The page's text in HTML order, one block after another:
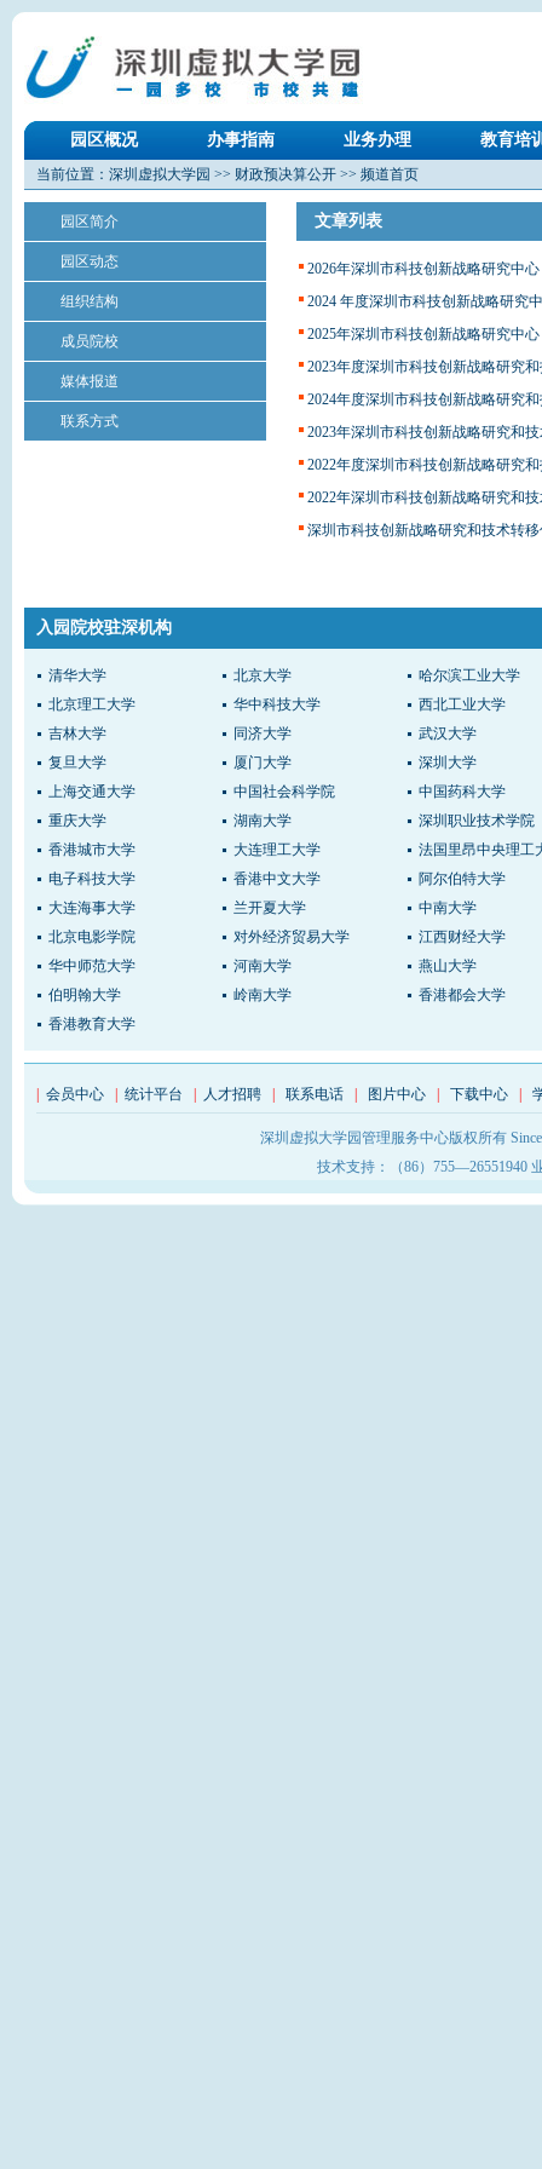
园区概况 办事指南 业务办理 教育培
当前位置： 深圳虚拟大学园 >> 财政预决算公开 >> 频道首页
园区简介
园区动态
组织结构
成员院校
媒体报道
联系方式
文章列表
2026年深圳市科技创新战略研究中
2024 年度深圳市科技创新战略研究
2025年深圳市科技创新战略研究中
2023年度深圳市科技创新战略研究
2024年度深圳市科技创新战略研究
2023年深圳市科技创新战略研究和
2022年度深圳市科技创新战略研究
2022年深圳市科技创新战略研究和
深圳市科技创新战略研究和技术转
入园院校驻深机构
清华大学 北京大学
哈尔滨工业大学
北京理工大学
华中科技大学
西北工业大学
吉林大学
同济大学
武汉大学
复旦大学
厦门大学
深圳大学
上海交通大学
中国社会科学院
中国药科大学
重庆大学
湖南大学
深圳职业技术学院
香港城市大学
大连理工大学
法国里昂中央理工
电子科技大学
香港中文大学
阿尔伯特大学
大连海事大学
兰开夏大学
中南大学
北京电影学院
对外经济贸易大学
江西财经大学
华中师范大学
河南大学
燕山大学
伯明翰大学
岭南大学
香港都会大学
香港教育大学
会员中心 统计平台 人才招聘 联系电话 图片中心 下载中心
深圳虚拟大学园管理服务中心版权所有
技术支持：（86）755—26551940